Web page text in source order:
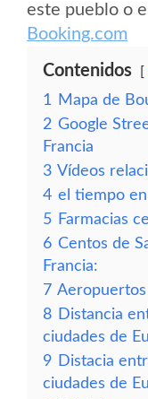
este pueblo o
Booking.com
Contenidos
1
Mapa de
2 Google
Francia
3 Vídeos
4 el tiempo
5 Farmacias
6 Centos de
Francia:
7
8 Distancia
ciudades de
9 Distacia
ciudades de